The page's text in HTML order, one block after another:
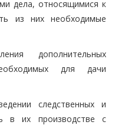
дела, относящимися к
из них необходимые
дополнительных
для дачи
следственных и
в их производстве с